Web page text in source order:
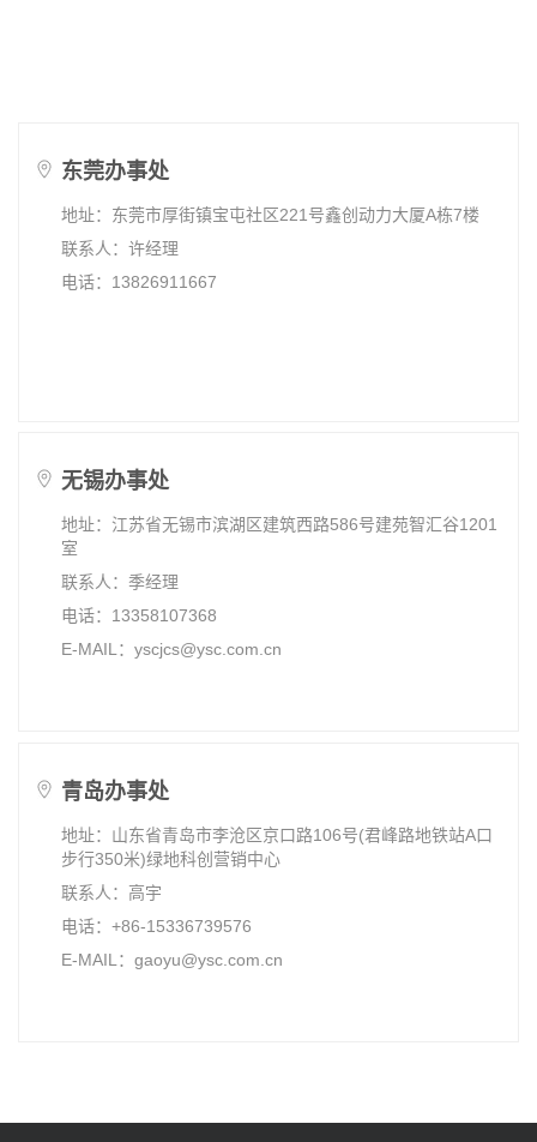
东莞办事处
地址：东莞市厚街镇宝屯社区221号鑫创动力大厦A栋7楼
联系人：许经理
电话：13826911667
无锡办事处
地址：江苏省无锡市滨湖区建筑西路586号建苑智汇谷1201
室
联系人：季经理
电话：13358107368
E-MAIL：yscjcs@ysc.com.cn
青岛办事处
地址：山东省青岛市李沧区京口路106号(君峰路地铁站A口
步行350米)绿地科创营销中心
联系人：高宇
电话：+86-15336739576
E-MAIL：gaoyu@ysc.com.cn